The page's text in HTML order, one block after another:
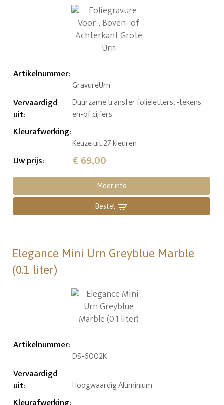
Artikelnummer:
GravureUrn
Vervaardigd
uit:
Duurzame transfer folieletters, -tekens
en-of cijfers
Kleurafwerking:
Keuze uit 27 kleuren
Uw prijs: € 69,00
Meer info
Bestel
Elegance Mini Urn Greyblue Marble
(0.1 liter)
Artikelnummer:
DS-6002K
Vervaardigd
uit: Hoogwaardig Aluminium